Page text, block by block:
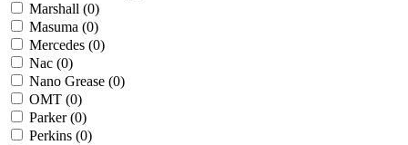
Marshall (0)
Masuma (0)
Mercedes (0)
Nac (0)
Nano Grease (0)
OMT (0)
Parker (0)
Perkins (0)